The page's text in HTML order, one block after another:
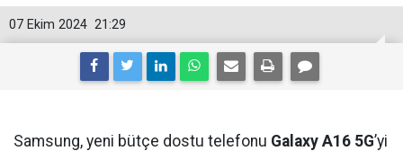
21:29
07 Ekim 2024
Samsung, yeni bütçe dostu telefonu Galaxy A16 5G’yi